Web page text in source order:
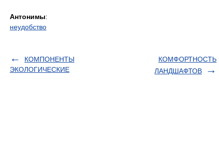
Антонимы:
неудобство
КОМПОНЕНТЫ
ЭКОЛОГИЧЕСКИЕ
КОМФОРТНОСТЬ
ЛАНДШАФТОВ